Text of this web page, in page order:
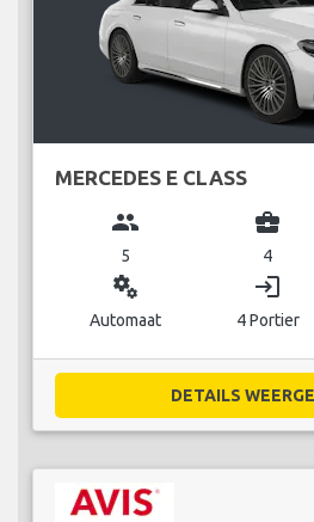
MERCEDES E CLASS
group
5
business_center
4
miscellaneous_services
Automaat
login
4 Portier
DETAILS